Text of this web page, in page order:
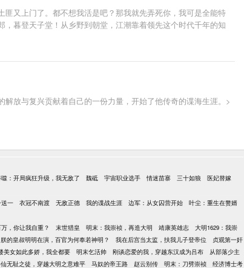
又上门了。都不想我活是吧？那我就先弄死你，我可是全能特
暮登天子堂！从乡野到朝堂，江潮靠着领先这个时代千年的知
放与复兴贡献着自己的一份力量，开始了他传奇的谍海生涯。>
：开局疯狂升级，我无敌了 魏砥 宇宙职业选手 情迷苗寨 三十如狼
医妃替嫁
一 衣冠不南渡 无敌正德 我的谍战生涯 边军：从女囚营开始
叶尘：重生在赘婿
，你让我自重？ 末世猎皇 明末：我崇祯，再造大明 靖康英雄志
大明1629：我崇
朕的皇叔明明在演，百官为何奉若神明？ 我在后宫当太监，扶我儿子登帝位
贞观第一奸
美女如此多娇，我全都要 明末乞活帅 刚谈恋爱的我，穿越东汉成为吕布
从部落少主
无耻之徒，穿越大明之意难平 马奴的帝王路 赵云别传 明末：刀劈崇祯 经济博士考